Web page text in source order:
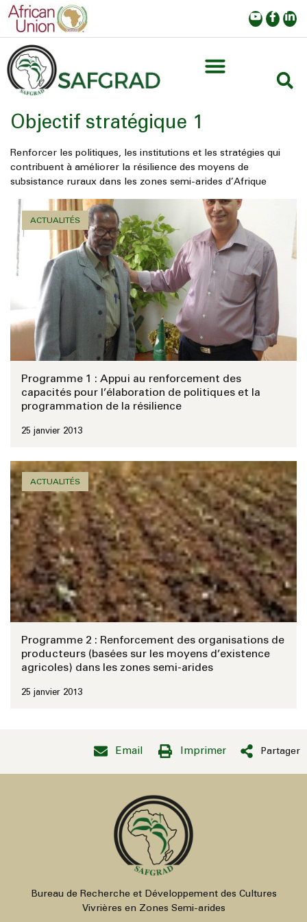
Objectif stratégique 1
Renforcer les politiques, les institutions et les stratégies qui
contribuent à améliorer la résilience des moyens de
subsistance ruraux dans les zones semi-arides d’Afrique
ACTUALITÉS
Programme 1 : Appui au renforcement des
capacités pour l’élaboration de politiques et la
programmation de la résilience
25 janvier 2013
ACTUALITÉS
Programme 2 : Renforcement des organisations de
producteurs (basées sur les moyens d’existence
agricoles) dans les zones semi-arides
25 janvier 2013
Email Imprimer Partager
Bureau de Recherche et Développement des Cultures
Vivrières en Zones Semi-arides